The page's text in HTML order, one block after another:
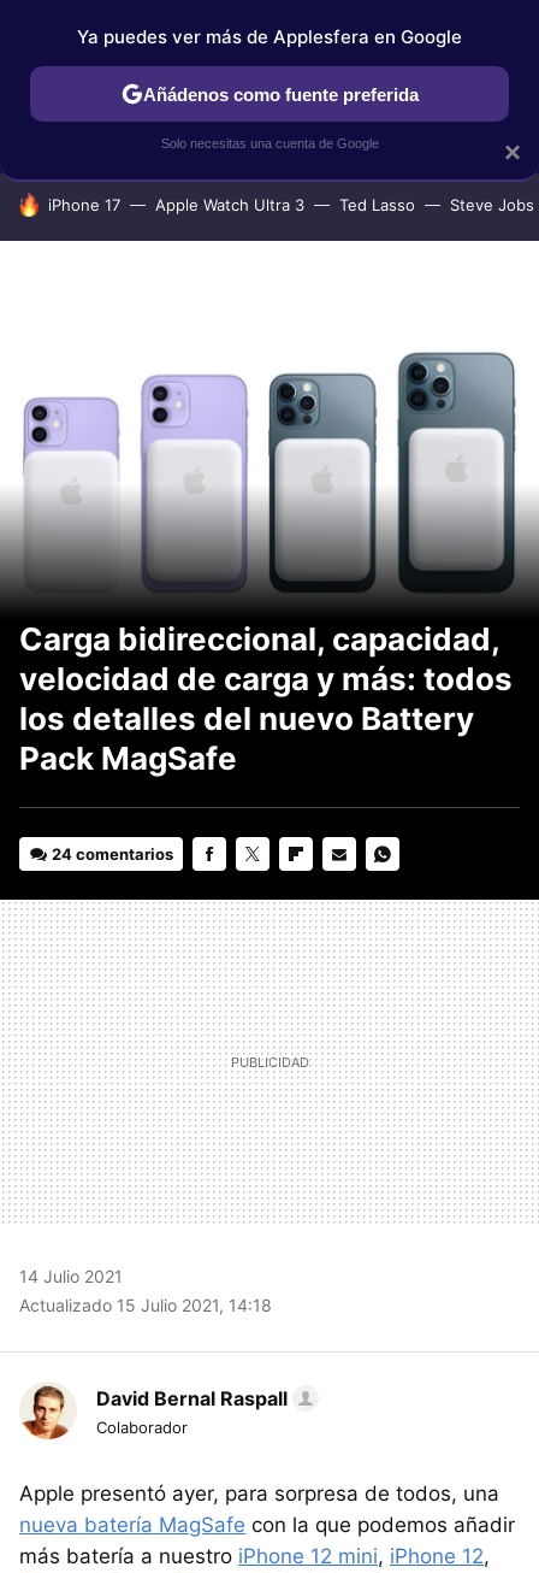
IPHONE TUTORIALES APPLESFERA SELECCIÓN
HOY SE HABLA DE
iPhone 17 Apple Watch Ultra 3 Ted Lasso Steve Jobs
Carga bidireccional, capacidad,
velocidad de carga y más: todos
los detalles del nuevo Battery
Pack MagSafe
24 comentarios
MAIL
14 Julio 2021
Actualizado 15 Julio 2021, 14:18
David Bernal Raspall
Colaborador
Apple presentó ayer, para sorpresa de todos, una
nueva batería MagSafe con la que podemos añadir
más batería a nuestro iPhone 12 mini, iPhone 12,
×
Ya puedes ver más de Applesfera en Google
Añádenos como fuente preferida
Solo necesitas una cuenta de Google